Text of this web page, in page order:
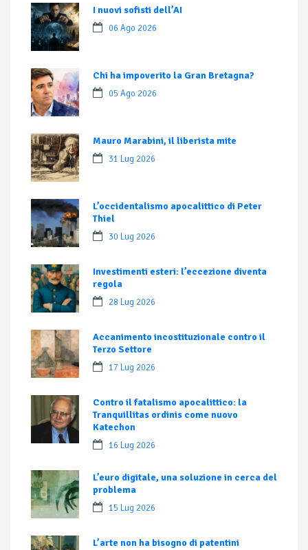
I nuovi sofisti dell’AI
06 Ago 2026
Chi ha impoverito la Gran Bretagna?
05 Ago 2026
Mauro Marabini, il liberista mite
31 Lug 2026
L’occidentalismo apocalittico di Peter
Thiel
30 Lug 2026
Investimenti esteri: l’eccezione diventa
regola
28 Lug 2026
Accanimento incostituzionale contro il
Terzo Settore
17 Lug 2026
Contro il fatalismo apocalittico: la
Tranquillitas ordinis come nuovo
Katechon
16 Lug 2026
L’euro digitale, una soluzione in cerca del
problema
15 Lug 2026
L’arte non ha bisogno di patentini